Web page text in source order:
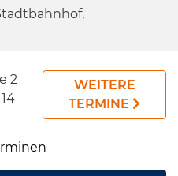
WEITERE
TERMINE
2